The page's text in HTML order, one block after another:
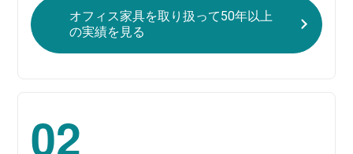
オフィス家具を取り扱って50年以上
の実績を見る
02